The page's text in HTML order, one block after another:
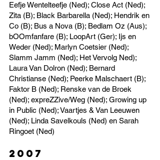
Eefje Wentelteefje (Ned); Close Act (Ned);
Zita (B); Black Barbarella (Ned); Hendrik en
Co (B); Bus a Nova (B); Bedlam Oz (Aus);
bOOmfanfare (B); LoopArt (Ger); Ijs en
Weder (Ned); Marlyn Coetsier (Ned);
Slamm Jamm (Ned); Het Vervolg Ned);
Laura Van Dolron (Ned); Bernard
Christianse (Ned); Peerke Malschaert (B);
Faktor B (Ned); Renske van de Broek
(Ned); expreZZive/Weg (Ned); Growing up
in Public (Ned); Vaartjes & Van Leeuwen
(Ned); Linda Savelkouls (Ned) en Sarah
Ringoet (Ned)
2007